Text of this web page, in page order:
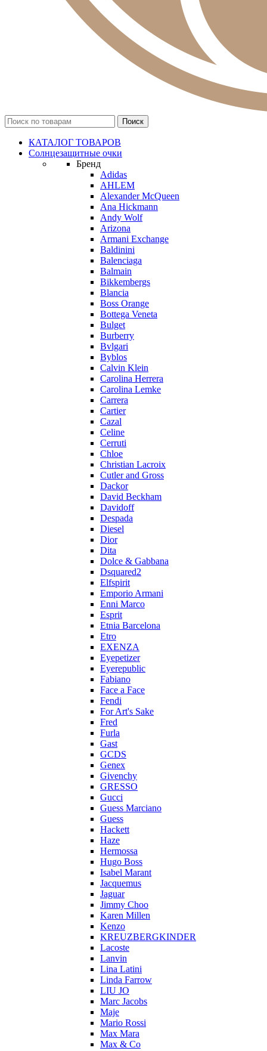
КАТАЛОГ ТОВАРОВ
Солнцезащитные очки
Бренд
Adidas
AHLEM
Alexander McQueen
Ana Hickmann
Andy Wolf
Arizona
Armani Exchange
Baldinini
Balenciaga
Balmain
Bikkembergs
Blancia
Boss Orange
Bottega Veneta
Bulget
Burberry
Bvlgari
Byblos
Calvin Klein
Carolina Herrera
Carolina Lemke
Carrera
Cartier
Cazal
Celine
Cerruti
Chloe
Christian Lacroix
Cutler and Gross
Dackor
David Beckham
Davidoff
Despada
Diesel
Dior
Dita
Dolce & Gabbana
Dsquared2
Elfspirit
Emporio Armani
Enni Marco
Esprit
Etnia Barcelona
Etro
EXENZA
Eyepetizer
Eyerepublic
Fabiano
Face a Face
Fendi
For Art's Sake
Fred
Furla
Gast
GCDS
Genex
Givenchy
GRESSO
Gucci
Guess Marciano
Guess
Hackett
Haze
Hermossa
Hugo Boss
Isabel Marant
Jacquemus
Jaguar
Jimmy Choo
Karen Millen
Kenzo
KREUZBERGKINDER
Lacoste
Lanvin
Lina Latini
Linda Farrow
LIU JO
Marc Jacobs
Maje
Mario Rossi
Max Mara
Max & Co